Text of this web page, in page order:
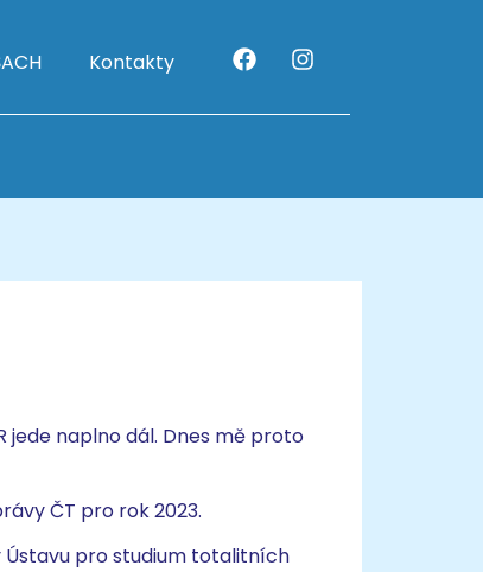
Kontakty
jede naplno dál. Dnes mě proto
ČT pro rok 2023.
Ústavu pro studium totalitních